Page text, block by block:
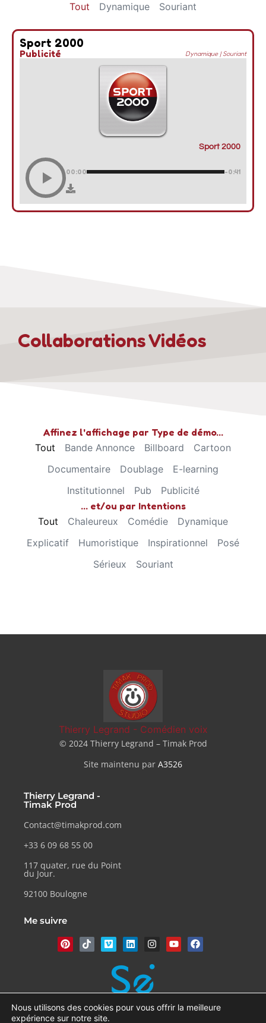
Dynamique
Souriant
Tout
Sport 2000
Publicité Dynamique|Souriant
Sport 2000
00:00 -0:41
Collaborations Vidéos​
Affinez l'affichage par Type de démo…
Bande Annonce
Billboard
Cartoon
Documentaire
Doublage
E-learning
Institutionnel
Pub Publicité
Tout
... et/ou par Intentions
Chaleureux
Comédie
Dynamique
Explicatif
Humoristique Inspirationnel
Posé
Sérieux
Souriant
Tout
Thierry Legrand - Comédien voix
© 2024 Thierry Legrand – Timak Prod
Site maintenu par A3526
Thierry Legrand -
Timak Prod
Contact@timakprod.com
+33 6 09 68 55 00
117 quater, rue du Point
du Jour.
92100 Boulogne
Me suivre
Nous utilisons des cookies pour vous offrir la meilleure
expérience sur notre site.